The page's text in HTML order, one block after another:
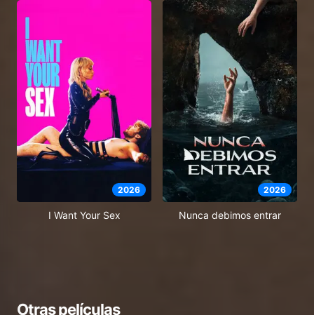
2026
I Want Your Sex
2026
Nunca debimos entrar
Otras películas